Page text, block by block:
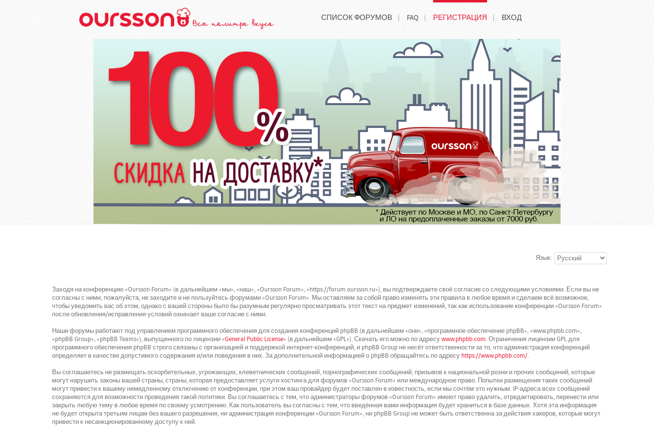
СПИСОК ФОРУМОВ FAQ РЕГИСТРАЦИЯ ВХОД
Язык:
Заходя на конференцию «Oursson Forum» (в дальнейшем «мы», «наш», «Oursson Forum», «https://forum.oursson.ru»), вы подтверждаете своё согласие со следующими условиями. Если вы не
согласны с ними, пожалуйста, не заходите и не пользуйтесь форумами «Oursson Forum». Мы оставляем за собой право изменять эти правила в любое время и сделаем всё возможное,
чтобы уведомить вас об этом, однако с вашей стороны было бы разумным регулярно просматривать этот текст на предмет изменений, так как использование конференции «Oursson Forum»
после обновления/исправления условий означает ваше согласие с ними.
Наши форумы работают под управлением программного обеспечения для создания конференций phpBB (в дальнейшем «они», «программное обеспечение phpBB», «www.phpbb.com»,
«phpBB Group», «phpBB Teams»), выпущенного по лицензии «General Public License» (в дальнейшем «GPL»). Скачать его можно по адресуwww.phpbb.com. Ограничения лицензии GPL для
программного обеспечения phpBB строго связаны с организацией и поддержкой интернет-конференций, и phpBB Group не несёт ответственности за то, что администрация конференций
определяет в качестве допустимого содержания и/или поведения в них. За дополнительной информацией о phpBB обращайтесь по адресу https://www.phpbb.com/.
Вы соглашаетесь не размещать оскорбительных, угрожающих, клеветнических сообщений, порнографических сообщений, призывов к национальной розни и прочих сообщений, которые
могут нарушить законы вашей страны, страны, которая предоставляет услуги хостинга для форумов «Oursson Forum» или международное право. Попытки размещения таких сообщений
могут привести к вашему немедленному отключению от конференции, при этом ваш провайдер будет поставлен в известность, если мы сочтём это нужным. IP-адреса всех сообщений
сохраняются для возможности проведения такой политики. Вы соглашаетесь с тем, что администраторы форумов «Oursson Forum» имеют право удалить, отредактировать, перенести или
закрыть любую тему в любое время по своему усмотрению. Как пользователь вы согласны с тем, что введённая вами информация будет храниться в базе данных. Хотя эта информация
не будет открыта третьим лицам без вашего разрешения, ни администрация конференции «Oursson Forum», ни phpBB Group не может быть ответственна за действия хакеров, которые могут
привести к несанкционированному доступу к ней.